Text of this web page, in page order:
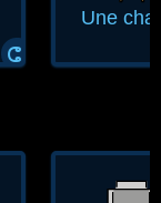
ⵛ
Une